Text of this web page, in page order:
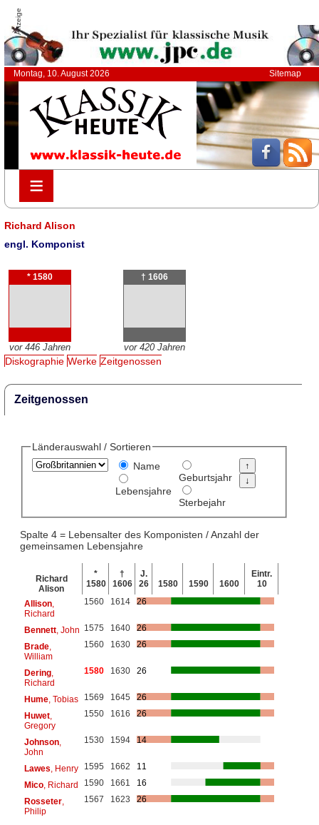
Anzeige
Montag, 10. August 2026 Sitemap
≡
≡
Richard Alison
engl. Komponist
* 1580
vor 446 Jahren
† 1606
vor 420 Jahren
Diskographie Werke Zeitgenossen
Zeitgenossen
Länderauswahl / Sortieren
Name
Lebensjahre
Geburtsjahr
Sterbejahr
Spalte 4 = Lebensalter des Komponisten / Anzahl der
gemeinsamen Lebensjahre
Richard
Alison
*
1580
†
1606
J.
26
1580 1590 1600
Eintr.
10
Allison,
Richard
1560 1614 26
Bennett, John 1575 1640
26
Brade,
William
1560 1630 26
Dering,
Richard
1580 1630 26
Hume, Tobias 1569 1645
26
Huwet,
Gregory
1550 1616 26
Johnson,
John
1530 1594 14
Lawes , Henry 1595 1662
11
Mico, Richard 1590 1661
16
Rosseter,
Philip
1567 1623 26